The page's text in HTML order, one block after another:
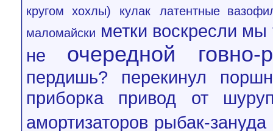
кругом хохлы) кулак
латентные
маломайски метки воскресли мы
не
очередной говно-
пердишь?
перекинул
приборка
привод от
амортизаторов рыбак-зануда